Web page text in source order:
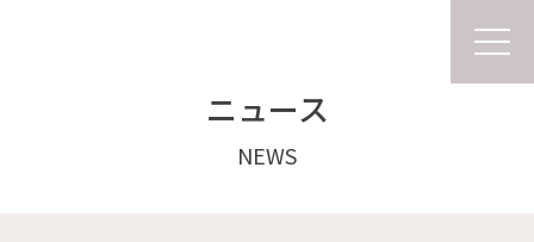
ニュース
NEWS